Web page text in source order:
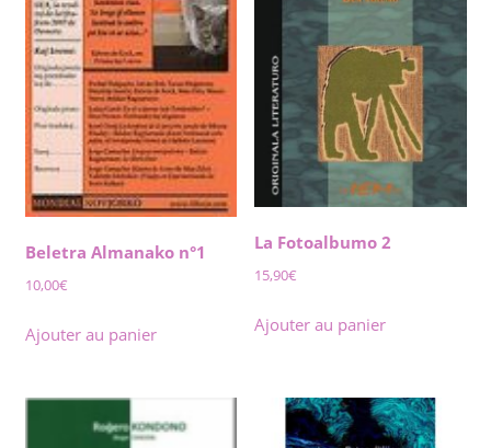
Beletra Almanako n°1
10,00€
Ajouter au panier
La Fotoalbumo 2
15,90€
Ajouter au panier